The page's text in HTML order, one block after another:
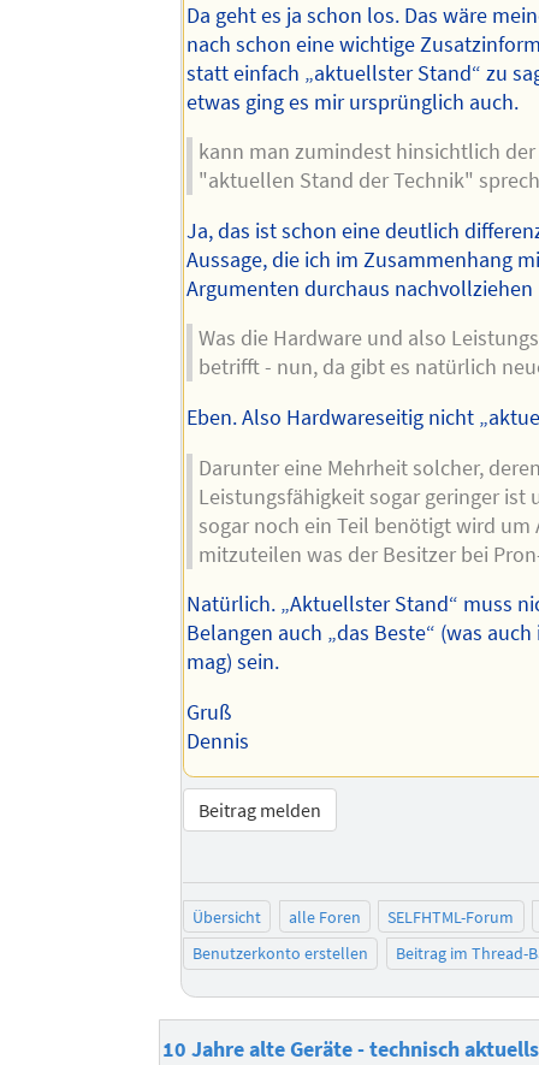
Da geht es ja schon los. Das wäre
nach schon eine wichtige
statt einfach „aktuellster Stand“ zu
etwas ging es mir ursprünglich auch.
kann man zumindest hinsichtlich
"aktuellen Stand der Technik"
Ja, das ist schon eine deutlich
Aussage, die ich im Zusammenhang
Argumenten durchaus nachvollziehen
Was die Hardware und also
betrifft - nun, da gibt es natürlich
Eben. Also Hardwareseitig nicht
Darunter eine Mehrheit solcher,
Leistungsfähigkeit sogar geringer ist
sogar noch ein Teil benötigt wird um
mitzuteilen was der Besitzer bei
Natürlich. „Aktuellster Stand“ muss
Belangen auch „das Beste“ (was
mag) sein.
Gruß
Dennis
Beitrag melden
Übersicht alle Foren
SELFHTML-Forum
Benutzerkonto erstellen
Beitrag im Thread-
10 Jahre alte Geräte - technisch